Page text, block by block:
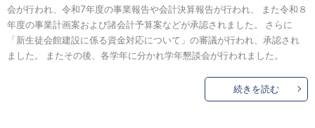
会が行われ、令和7年度の事業報告や会計決算報告が行われ、 また令和８
年度の事業計画案および諸会計予算案などが承認されました。 さらに
「新生徒会館建設に係る資金対応について」の審議が行われ、承認され
ました。 またその後、各学年に分かれ学年懇談会が行われました。
続きを読む